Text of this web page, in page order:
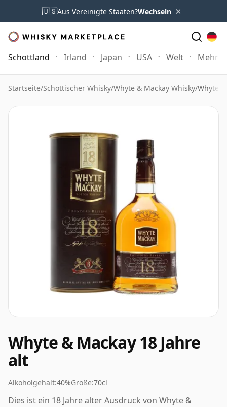
🇺🇸Aus Vereinigte Staaten?Wechseln ×
Schottland Irland Japan USA Welt Mehr
Startseite/Schottischer Whisky/Whyte & Mackay Whisky/Whyte
Whyte & Mackay 18 Jahre
alt
Alkoholgehalt:40%Größe:70cl
Dies ist ein 18 Jahre alter Ausdruck von Whyte &